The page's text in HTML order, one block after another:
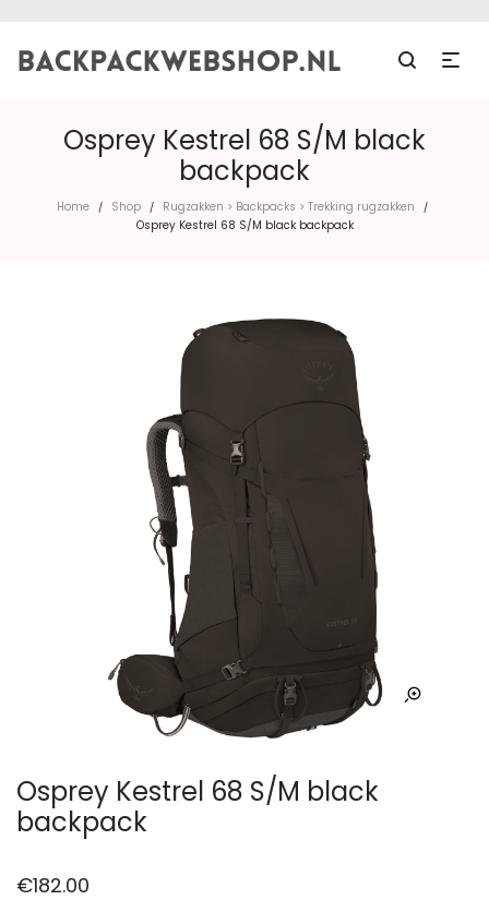
Osprey Kestrel 68 S/M black
backpack
Home / Shop / Rugzakken > Backpacks > Trekking rugzakken /
Osprey Kestrel 68 S/M black backpack
Osprey Kestrel 68 S/M black
backpack
€182.00